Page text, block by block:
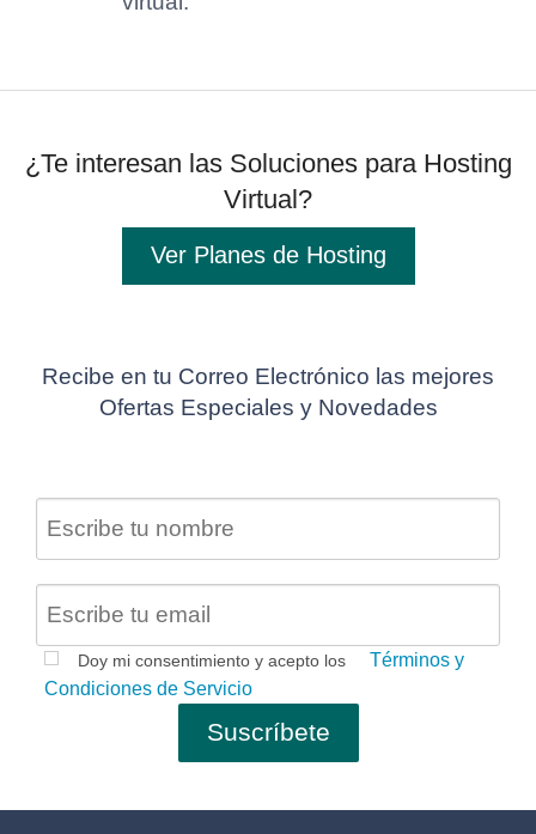
¿Te interesan las Soluciones para Hosting
Virtual?
Ver Planes de Hosting
Recibe en tu Correo Electrónico las mejores
Ofertas Especiales y Novedades
Doy mi consentimiento y acepto los
Términos y
Condiciones de Servicio